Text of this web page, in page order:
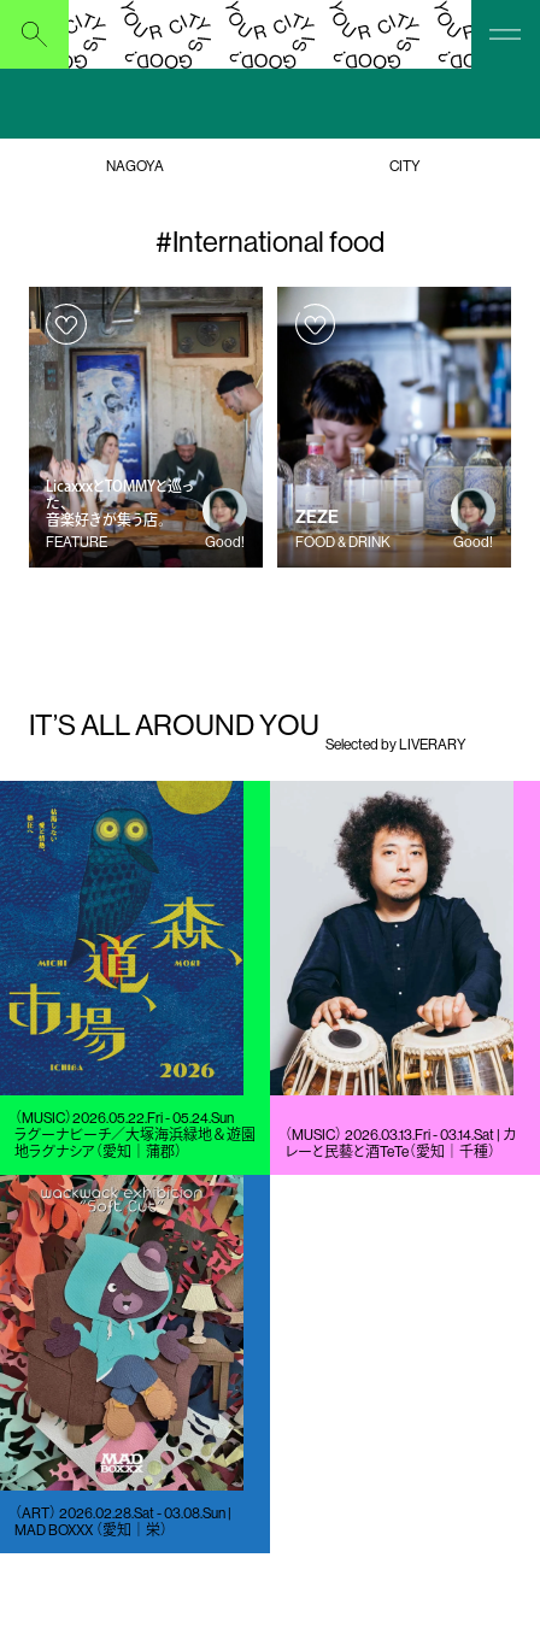
Submit
NAGOYA CITY
#International food
LicaxxxとTOMMYと巡っ
た、
音楽好きが集う店。
FEATURE Good!
ZEZE
FOOD & DRINK Good!
IT’SALLAROUNDYOU
Selected by LIVERARY
（MUSIC）2026.05.22.Fri - 05.24.Sun
ラグーナビーチ／大塚海浜緑地＆遊園
地ラグナシア（愛知｜蒲郡）
（MUSIC） 2026.03.13.Fri - 03.14.Sat | カ
レーと民藝と酒TeTe（愛知｜千種）
（ART） 2026.02.28.Sat - 03.08.Sun |
MAD BOXXX （愛知｜栄）